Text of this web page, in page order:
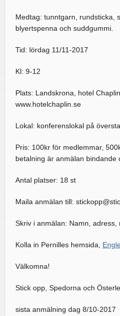
Medtag: tunntgarn, rundsticka,
blyertspenna och suddgummi.
Tid: lördag 11/11-2017
Kl: 9-12
Plats: Landskrona, hotel
www.hotelchaplin.se
Lokal: konferenslokal på
Pris: 100kr för medlemmar,
betalning är anmälan bindande
Antal platser: 18 st
Maila anmälan till:
Skriv i anmälan: Namn, adress,
Kolla in Pernilles hemsida,
Välkomna!
Stick opp, Spedorna och
sista anmälning dag 8/10-2017